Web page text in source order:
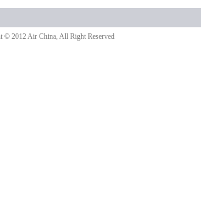
© 2012 Air China, All Right Reserved